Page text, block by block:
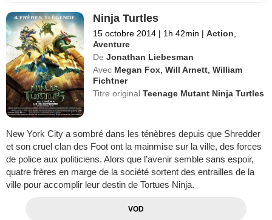
Ninja Turtles
15 octobre 2014 | 1h 42min | Action
Aventure
De Jonathan Liebesman
Avec Megan Fox ,Will Arnett ,William
Fichtner
Titre originalTeenage Mutant Ninja Turtles
New York City a sombré dans les ténèbres depuis que Shredder
et son cruel clan des Foot ont la mainmise sur la ville, des forces
de police aux politiciens. Alors que l’avenir semble sans espoir,
quatre frères en marge de la société sortent des entrailles de la
ville pour accomplir leur destin de Tortues Ninja.
VOD